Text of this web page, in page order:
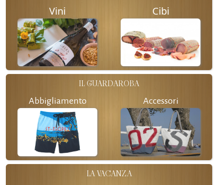
Vini Cibi
IL GUARDAROBA
Abbigliamento Accessori
LA VACANZA